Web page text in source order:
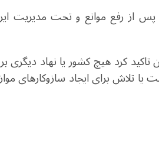
تاکید کرد هیچ کشور یا نهاد
یا تلاش برای ایجاد سازوکارهای